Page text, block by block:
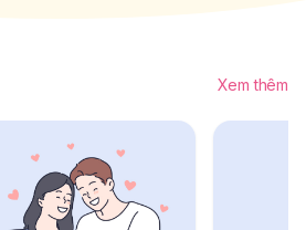
Xem thêm